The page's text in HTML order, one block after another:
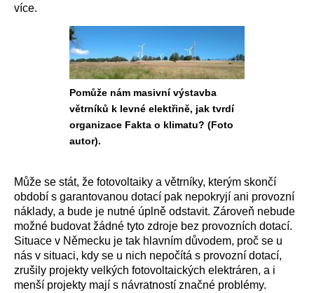
více.
Pomůže nám masivní výstavba
větrníků k levné elektřině, jak tvrdí
organizace Fakta o klimatu? (Foto
autor).
Může se stát, že fotovoltaiky a větrníky, kterým skončí
období s garantovanou dotací pak nepokryjí ani provozní
náklady, a bude je nutné úplně odstavit. Zároveň nebude
možné budovat žádné tyto zdroje bez provozních dotací.
Situace v Německu je tak hlavním důvodem, proč se u
nás v situaci, kdy se u nich nepočítá s provozní dotací,
zrušily projekty velkých fotovoltaických elektráren, a i
menší projekty mají s návratností značné problémy.